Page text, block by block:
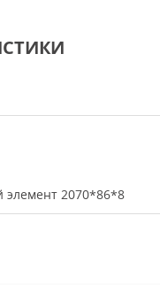
элемент 2070*86*8